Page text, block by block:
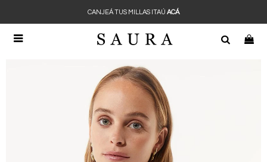

CANJEÁ TUS MILLAS ITAÚ ACÁ